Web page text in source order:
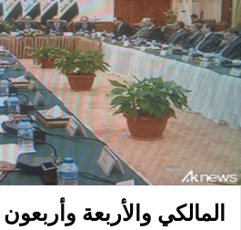
المالكي والأربعة